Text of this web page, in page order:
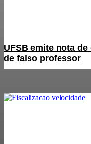
UFSB emite nota
de falso professor